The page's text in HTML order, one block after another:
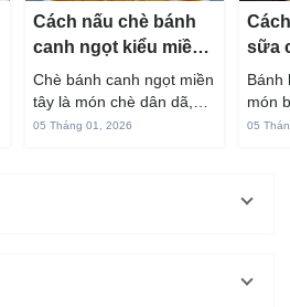
Cách nấu chè bánh
canh ngọt kiểu miền
Tây ngon chuẩn vị
Chè bánh canh ngọt miền
tây là món chè dân dã,
gắn liền với đời sống sinh
05 Tháng 01, 2026
sữa
hấp
Bánh
món
mùi
05